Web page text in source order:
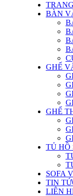
BÀN
GHẾ
GHẾ
TỦ HỒ
SOFA
TIN
LIÊN